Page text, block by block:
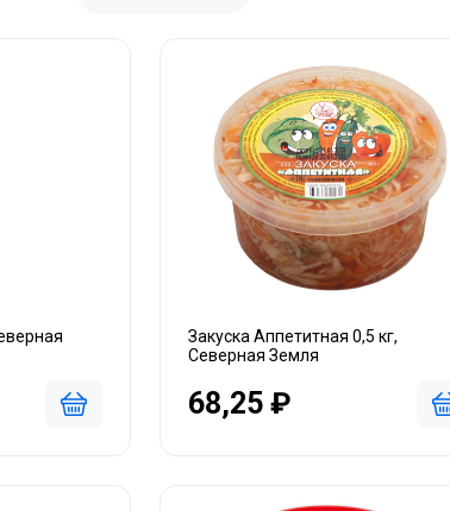
Закуска Аппетитная 0,5 кг,
Северная Земля
68,25 ₽